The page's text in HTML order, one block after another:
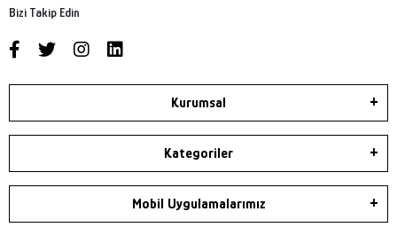
Bizi Takip Edin
Kurumsal
Kategoriler
Mobil Uygulamalarımız